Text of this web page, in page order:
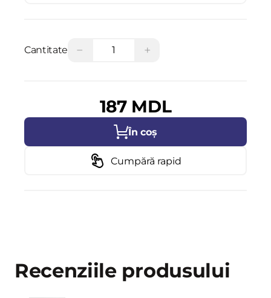
Cantitate − +
187 MDL
În coș
Cumpără rapid
Recenziile produsului